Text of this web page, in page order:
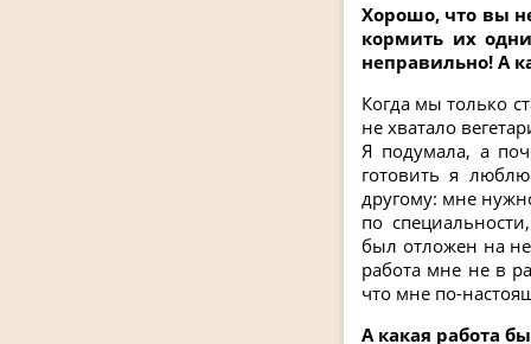
Хорошо, что вы
кормить их
неправильно! А
Когда мы только
не хватало
Я подумала, а
готовить я
другому: мне
по
был отложен на
работа мне не в
что мне по-
А какая работа